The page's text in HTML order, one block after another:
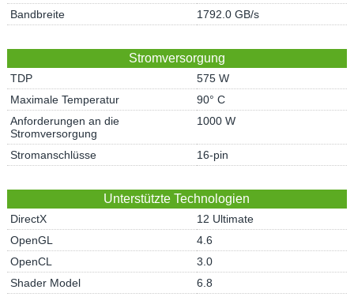
Bandbreite
1792.0 GB/s
Stromversorgung
TDP
575 W
Maximale Temperatur
90° C
Anforderungen an die
Stromversorgung
1000 W
Stromanschlüsse 16-pin
Unterstützte Technologien
DirectX
12 Ultimate
OpenGL
4.6
OpenCL
3.0
Shader Model
6.8